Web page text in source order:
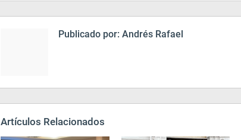
Publicado por: Andrés Rafael
Artículos Relacionados